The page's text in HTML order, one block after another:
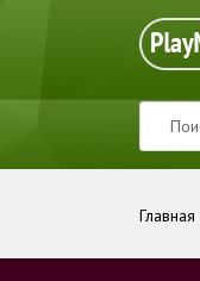
Главная